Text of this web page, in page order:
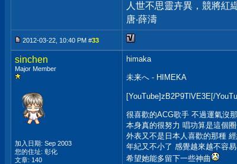
人世不思靈卉異，競將紅
唐‧薛濤
2012-03-22, 10:40 PM #33
sinchen
Major Member
加入日期: Sep 2003
您的住址: 彰化
文章: 140
himaka
未来へ - HIMEKA
[YouTube]zB2P9TlVE3E[/
很喜歡的ACG歌手 不過運氣沒
本身真的很努力 唱功算是這個
外表又不是日本人喜歡的那種
年紀又不小了 感覺越來越不容
希望她能多留下一些神曲